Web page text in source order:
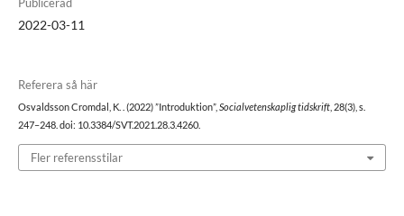
Publicerad
2022-03-11
Referera så här
Osvaldsson Cromdal, K. . (2022) ”Introduktion”, Socialvetenskaplig tidskrift, 28(3), s.
247–248. doi: 10.3384/SVT.2021.28.3.4260.
Fler referensstilar